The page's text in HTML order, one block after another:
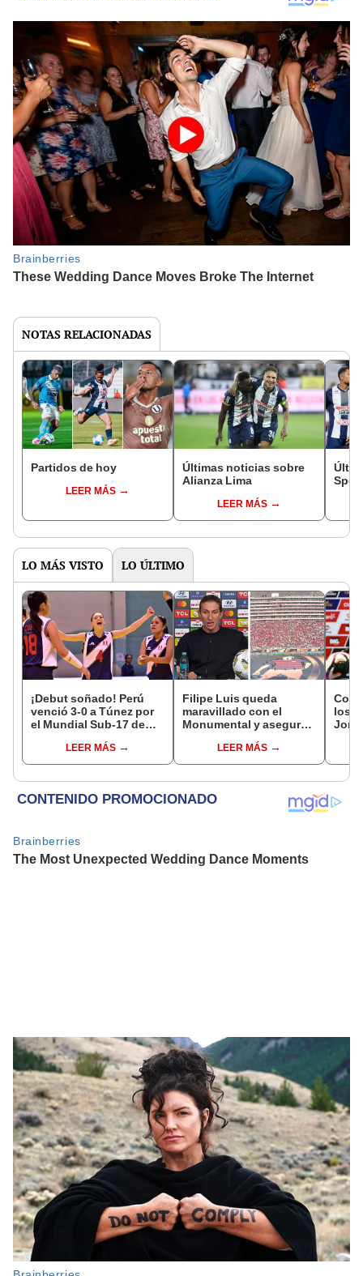
NOTAS RELACIONADAS
Partidos de hoy
LEER MÁS
Últimas noticias sobre
Alianza Lima
LEER MÁS
LO MÁS VISTO LO ÚLTIMO
¡Debut soñado! Perú
venció 3-0 a Túnez por
el Mundial Sub-17 de
LEER MÁS
Filipe Luis queda
maravillado con el
Monumental y asegura
feliz: "Un estadio que
forja leyendas"
LEER MÁS
Con
los 3